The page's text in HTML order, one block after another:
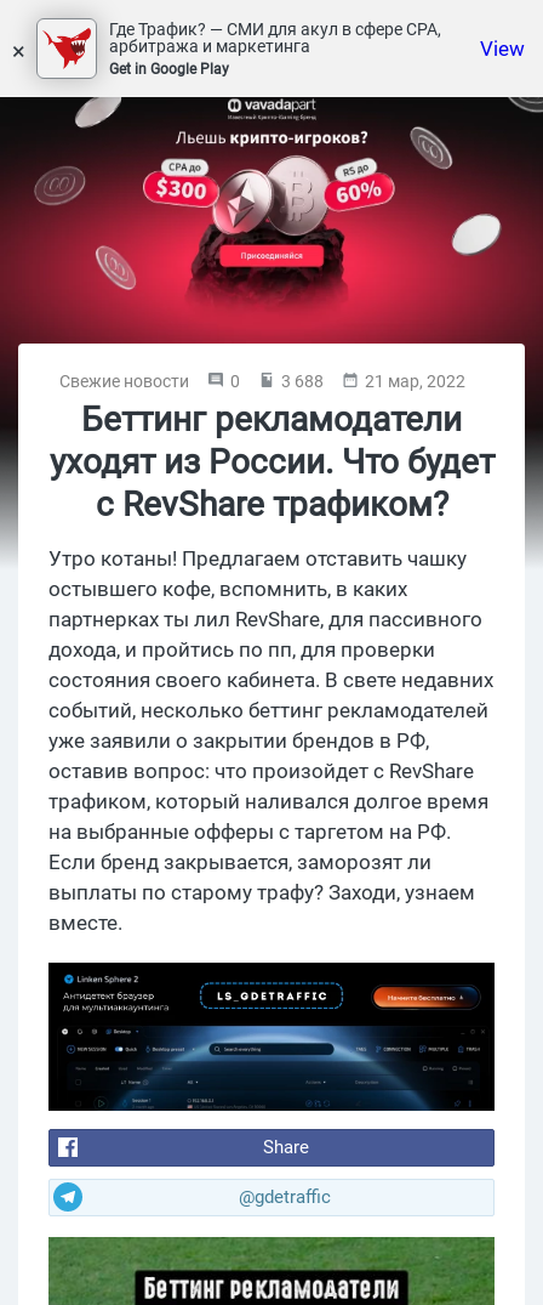
×
Где Трафик? — СМИ для акул в сфере СРА,
арбитража и маркетинга
Get in Google Play
View
Свежие новости 0 3 688 21 мар, 2022
Беттинг рекламодатели
уходят из России. Что будет
с RevShare трафиком?
Утро котаны! Предлагаем отставить чашку
остывшего кофе, вспомнить, в каких
партнерках ты лил RevShare, для пассивного
дохода, и пройтись по пп, для проверки
состояния своего кабинета. В свете недавних
событий, несколько беттинг рекламодателей
уже заявили о закрытии брендов в РФ,
оставив вопрос: что произойдет с RevShare
трафиком, который наливался долгое время
на выбранные офферы с таргетом на РФ.
Если бренд закрывается, заморозят ли
выплаты по старому трафу? Заходи, узнаем
вместе.
Share
@gdetraffic